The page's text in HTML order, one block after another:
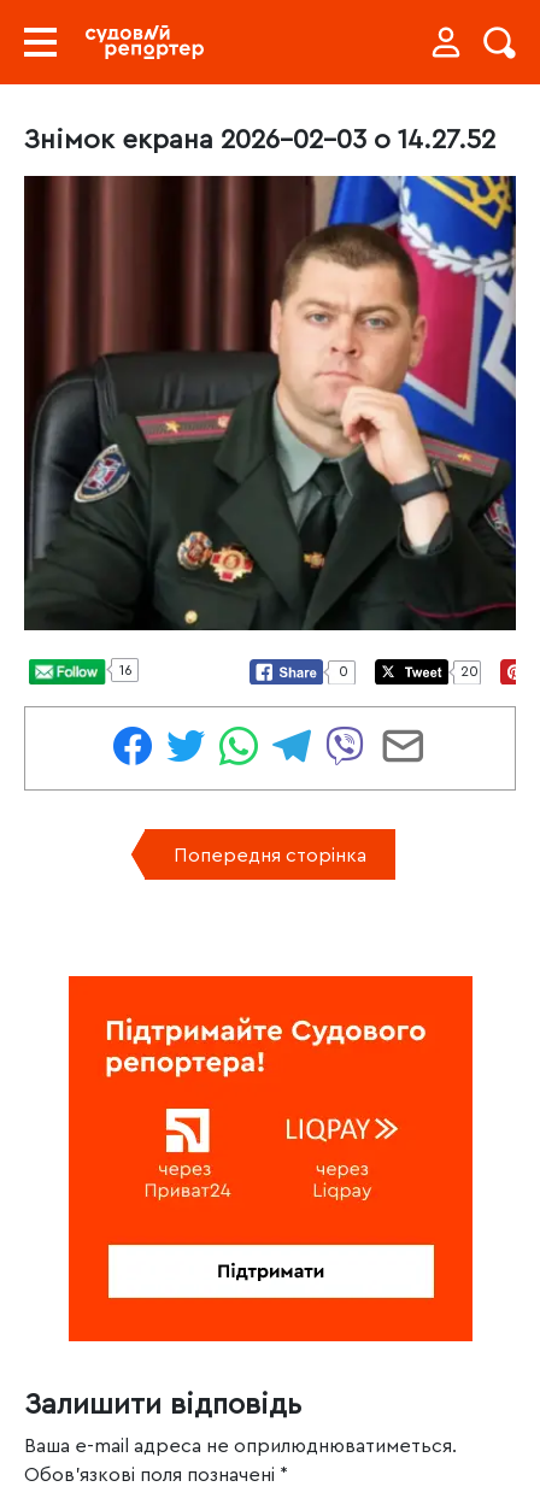
Знімок екрана 2026-02-03 о 14.27.52
16 0 20
Попередня сторінка
Залишити відповідь
Ваша e-mail адреса не оприлюднюватиметься.
Обов’язкові поля позначені *